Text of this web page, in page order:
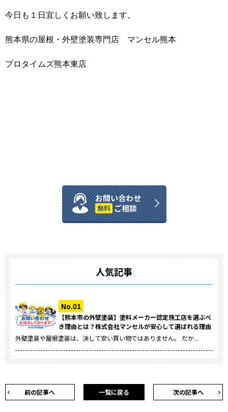
今日も１日宜しくお願い致します。
熊本県の屋根・外壁塗装専門店 マンセル熊本
プロタイムズ熊本東店
お問い合わせ
無料 ご相談
人気記事
【熊本市の外壁塗装】塗料メーカー認定施工店を選ぶべ
き理由とは？株式会社マンセルが安心して選ばれる理由
外壁塗装や屋根塗装は、決して安い買い物ではありません。 だか...
前の記事へ 次の記事へ
一覧に戻る